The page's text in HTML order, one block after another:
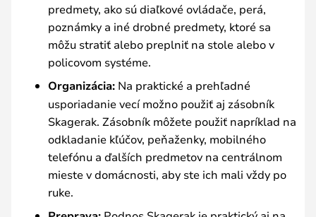
predmety, ako sú diaľkové ovládače, perá,
poznámky a iné drobné predmety, ktoré sa
môžu stratiť alebo preplniť na stole alebo v
policovom systéme.
Organizácia: Na praktické a prehľadné
usporiadanie vecí možno použiť aj zásobník
Skagerak. Zásobník môžete použiť napríklad na
odkladanie kľúčov, peňaženky, mobilného
telefónu a ďalších predmetov na centrálnom
mieste v domácnosti, aby ste ich mali vždy po
ruke.